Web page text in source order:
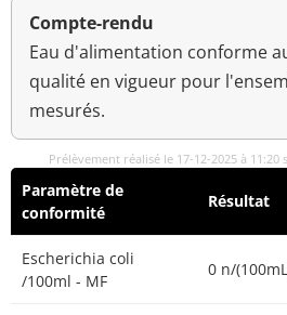
Compte-rendu
Eau d'alimentation conforme
qualité en vigueur pour
mesurés.
Prélèvement réalisé le 17-12-2025 à 11:20
Paramètre de
conformité
Résultat
Escherichia coli
/100ml - MF
0 n/